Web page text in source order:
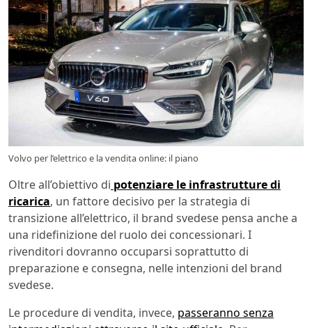
Volvo per l’elettrico e la vendita online: il piano
Oltre all’obiettivo di potenziare le infrastrutture di
ricarica, un fattore decisivo per la strategia di
transizione all’elettrico, il brand svedese pensa anche a
una ridefinizione del ruolo dei concessionari. I
rivenditori dovranno occuparsi soprattutto di
preparazione e consegna, nelle intenzioni del brand
svedese.
Le procedure di vendita, invece, passeranno senza